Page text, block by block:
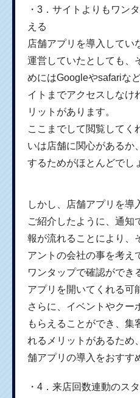
・3．サイトよりもワン
える
店舗アプリを導入してい
運営していたとしても、
めにはGoogleやsafariな
イトまでアクセスしなけ
リットがあります。
ここまでして閲覧してく
いは店舗に関心があるか
するためがほとんどでし
しかし、店舗アプリを導
ご紹介したように、通知
報が流れることにより、
アントの会社の事を考え
ワンタップで確認ができ
アプリを開いてくれる可
さらに、イベントやクー
もらえることができ、集
れるメリットがあるため
舗アプリの導入をおすす
・4．来店回数連動のス